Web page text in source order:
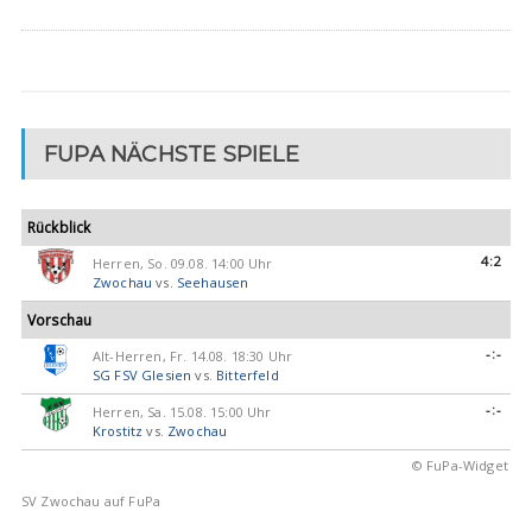
FUPA NÄCHSTE SPIELE
Rückblick
Herren, So. 09.08. 14:00 Uhr
Zwochau vs. Seehausen
4:2
Vorschau
Alt-Herren, Fr. 14.08. 18:30 Uhr
SG FSV Glesien vs. Bitterfeld
-:-
Herren, Sa. 15.08. 15:00 Uhr
Krostitz vs. Zwochau
-:-
© FuPa-Widget
SV Zwochau auf FuPa